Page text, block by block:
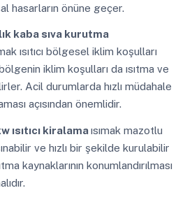
hasarların önüne geçer.
kaba sıva kurutma
ısıtıcı bölgesel iklim koşulları
iklim koşulları da ısıtma ve
Acil durumlarda hızlı müdahale
açısından önemlidir.
ısıtıcı kiralamaısımak mazotlu
ve hızlı bir şekilde kurulabilir
kaynaklarının konumlandırılması